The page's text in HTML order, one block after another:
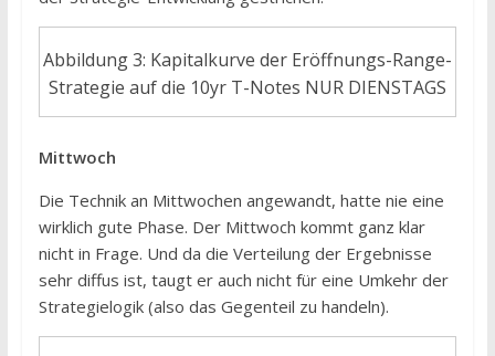
Abbildung 3: Kapitalkurve der Eröffnungs-Range-
Strategie auf die 10yr T-Notes NUR DIENSTAGS
Mittwoch
Die Technik an Mittwochen angewandt, hatte nie eine
wirklich gute Phase. Der Mittwoch kommt ganz klar
nicht in Frage. Und da die Verteilung der Ergebnisse
sehr diffus ist, taugt er auch nicht für eine Umkehr der
Strategielogik (also das Gegenteil zu handeln).